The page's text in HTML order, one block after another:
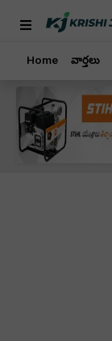
Home వార్తలు